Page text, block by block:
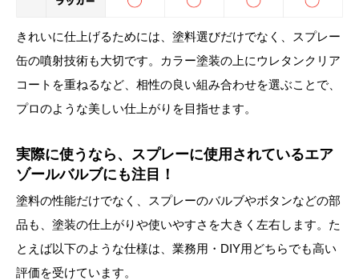
きれいに仕上げるためには、塗料選びだけでなく、スプレー
缶の噴射技術も大切です。カラー塗装の上にウレタンクリア
コートを重ねるなど、相性の良い組み合わせを選ぶことで、
プロのような美しい仕上がりを目指せます。
実際に使うなら、スプレーに使用されているエア
ゾールバルブにも注目！
塗料の性能だけでなく、スプレーのバルブやボタンなどの部
品も、塗装の仕上がりや使いやすさを大きく左右します。た
とえば以下のような仕様は、業務用・DIY用どちらでも高い
評価を受けています。